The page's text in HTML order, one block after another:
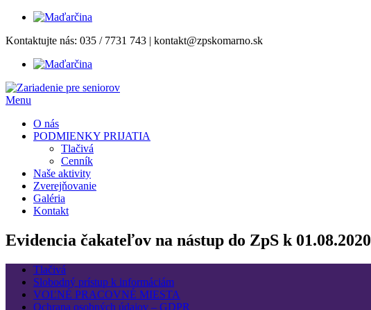
Prejsť
obsah
Kontaktujte nás: 035 / 7731 743 | kontakt@zpskomarno.sk
Menu
O nás
PODMIENKY PRIJATIA
Tlačivá
Cenník
Naše aktivity
Zverejňovanie
Galéria
Kontakt
Evidencia čakateľov na nástup do ZpS k 01.08.2020
Tlačivá
Slobodný prístup k informáciám
VOĽNÉ PRACOVNÉ MIESTA
Ochrana osobných údajov – GDPR